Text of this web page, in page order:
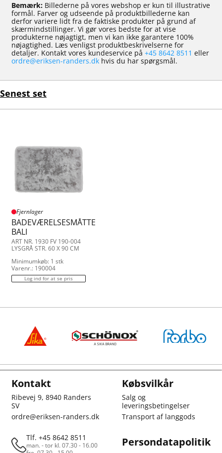
Bemærk: Billederne på vores webshop er kun til illustrative
formål. Farver og udseende på produktbillederne kan
derfor variere lidt fra de faktiske produkter på grund af
skærmindstillinger. Vi gør vores bedste for at vise
produkterne nøjagtigt, men vi kan ikke garantere 100%
nøjagtighed. Læs venligst produktbeskrivelserne for
detaljer. Kontakt vores kundeservice på +45 8642 8511 eller
ordre@eriksen-randers.dk hvis du har spørgsmål.
Senest set
Fjernlager
BADEVÆRELSESMÅTTE
BALI
ART NR. 1930 FV 190-004
LYSGRÅ STR. 60 X 90 CM
Minimumkøb: 1 stk
Varenr.: 190004
Log ind for at se pris
Kontakt
Ribevej 9, 8940 Randers
SV
ordre@eriksen-randers.dk
Tlf. +45 8642 8511
man. - tor kl. 07.30 - 16.00
Købsvilkår
Salg og
leveringsbetingelser
Transport af langgods
Persondatapolitik